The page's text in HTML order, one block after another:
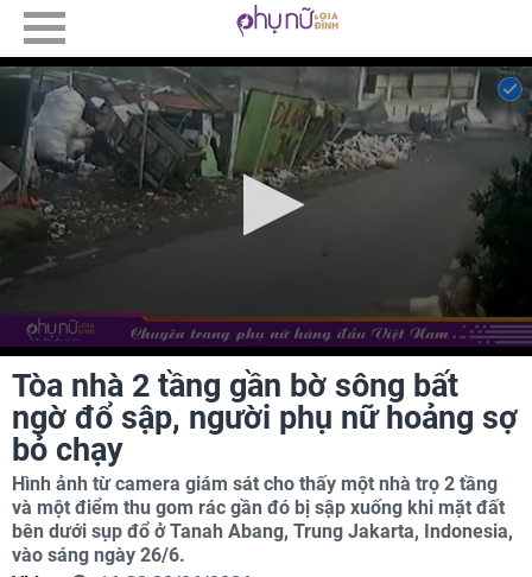
Tòa nhà 2 tầng gần bờ sông bất
ngờ đổ sập, người phụ nữ hoảng sợ
bỏ chạy
Hình ảnh từ camera giám sát cho thấy một nhà trọ 2 tầng
và một điểm thu gom rác gần đó bị sập xuống khi mặt đất
bên dưới sụp đổ ở Tanah Abang, Trung Jakarta, Indonesia,
vào sáng ngày 26/6.